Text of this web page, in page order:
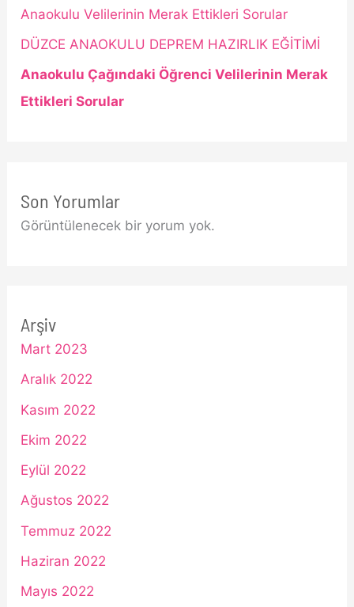
Anaokulu Velilerinin Merak Ettikleri Sorular
DÜZCE ANAOKULU DEPREM HAZIRLIK EĞİTİMİ
Anaokulu Çağındaki Öğrenci Velilerinin Merak
Ettikleri Sorular
Son Yorumlar
Görüntülenecek bir yorum yok.
Arşiv
Mart 2023
Aralık 2022
Kasım 2022
Ekim 2022
Eylül 2022
Ağustos 2022
Temmuz 2022
Haziran 2022
Mayıs 2022